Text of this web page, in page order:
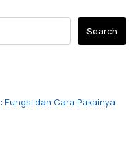
Search
Fungsi dan Cara Pakainya